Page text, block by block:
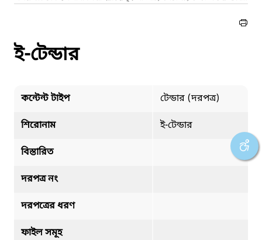
ই-টেন্ডার
কন্টেন্ট টাইপ টেন্ডার (দরপত্র)
শিরোনাম ই-টেন্ডার
বিস্তারিত
দরপত্র নং
দরপত্রের ধরণ
ফাইল সমূহ